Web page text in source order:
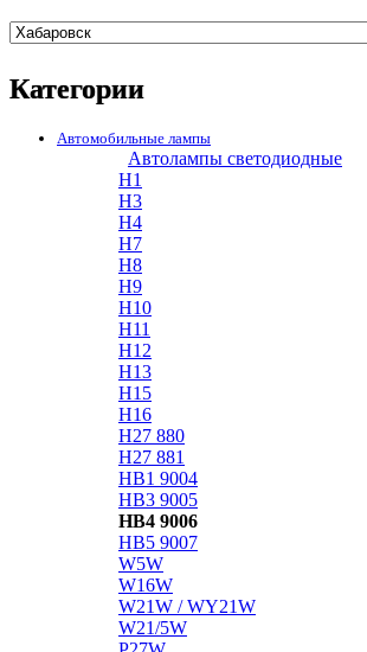
Категории
Автомобильные лампы
Автолампы светодиодные
H1
H3
H4
H7
H8
H9
H10
H11
H12
H13
H15
H16
H27 880
H27 881
HB1 9004
HB3 9005
HB4 9006
HB5 9007
W5W
W16W
W21W / WY21W
W21/5W